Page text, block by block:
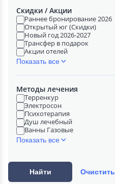
Скидки / Акции
Раннее бронирование 2026
Открытый юг (Скидки)
Новый год 2026-2027
Трансфер в подарок
Акции отелей
Показать все
Методы лечения
Терренкур
Электросон
Психотерапия
Душ лечебный
Ванны Газовые
Показать все
Найти Очистить